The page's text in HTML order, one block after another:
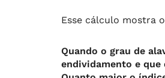
Esse cálculo mostra
Quando o grau de
endividamento e